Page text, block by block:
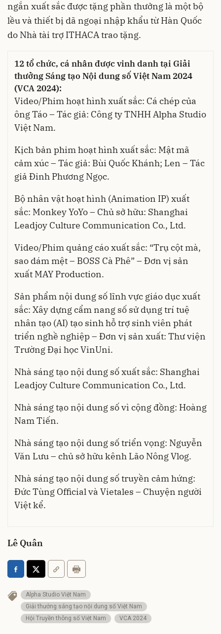
ngắn xuất sắc được tặng phần thưởng là một bộ
lều và thiết bị dã ngoại nhập khẩu từ Hàn Quốc
do Nhà tài trợ ITHACA trao tặng.
12 tổ chức, cá nhân được vinh danh tại Giải
thưởng Sáng tạo Nội dung số Việt Nam 2024
(VCA 2024):
Video/Phim hoạt hình xuất sắc: Cá chép của
ông Táo – Tác giả: Công ty TNHH Alpha Studio
Việt Nam.
Kịch bản phim hoạt hình xuất sắc: Mật mã
cảm xúc – Tác giả: Bùi Quốc Khánh; Len – Tác
giả Đinh Phương Ngọc.
Bộ nhân vật hoạt hình (Animation IP) xuất
sắc: Monkey YoYo – Chủ sở hữu: Shanghai
Leadjoy Culture Communication Co., Ltd.
Video/Phim quảng cáo xuất sắc: “Trụ cột mà,
sao dám mệt – BOSS Cà Phê” – Đơn vị sản
xuất MAY Production.
Sản phẩm nội dung số lĩnh vực giáo dục xuất
sắc: Xây dựng cẩm nang số sử dụng trí tuệ
nhân tạo (AI) tạo sinh hỗ trợ sinh viên phát
triển nghề nghiệp – Đơn vị sản xuất: Thư viện
Trường Đại học VinUni.
Nhà sáng tạo nội dung số xuất sắc: Shanghai
Leadjoy Culture Communication Co., Ltd.
Nhà sáng tạo nội dung số vì cộng đồng: Hoàng
Nam Tiến.
Nhà sáng tạo nội dung số triển vọng: Nguyễn
Văn Lưu – chủ sở hữu kênh Lão Nông Vlog.
Nhà sáng tạo nội dung số truyền cảm hứng:
Đức Tùng Official và Vietales – Chuyện người
Việt kể.
Lê Quân
Alpha Studio Việt Nam
Giải thưởng sáng tạo nội dung số Việt Nam
Hội Truyền thông số Việt Nam
VCA 2024